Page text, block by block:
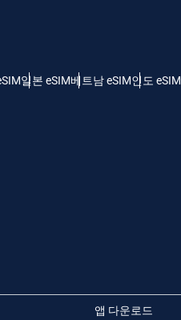
일본 eSIM베트남 eSIM인도 eSIM
앱 다운로드
文